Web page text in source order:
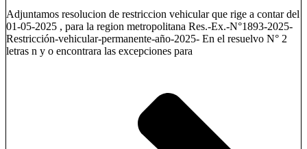
Adjuntamos resolucion de restriccion vehicular que rige a contar del
01-05-2025 , para la region metropolitana Res.-Ex.-N°1893-2025-
Restricción-vehicular-permanente-año-2025- En el resuelvo N° 2
letras n y o encontrara las excepciones para